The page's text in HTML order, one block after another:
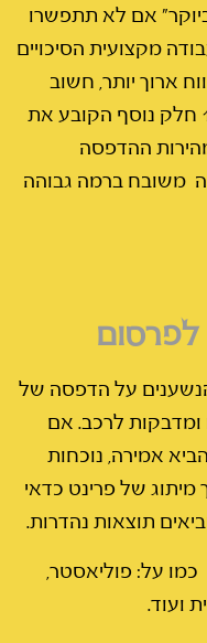
אם לא תתפשרו
מקצועית הסיכויים
ארוך יותר, חשוב
מהות שיהיה כיסוי הדפסה של 100% חלק נוסף הקובע את
ההדפסה
משובח ברמה גבוהה
לפרסום
הנשענים על הדפסה של
ומדבקות לרכב. אם
אמירה, נוכחות
מיתוג של פרינט כדאי
תוצאות נהדרות.
על: פוליאסטר,